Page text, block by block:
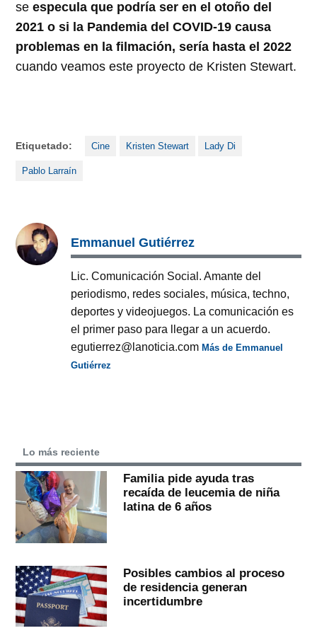
seespecula que podría ser en el otoño del
2021 o si la Pandemia del COVID-19 causa
problemas en la filmación, sería hasta el 2022
cuando veamos este proyecto de Kristen Stewart.
Etiquetado: Cine Kristen Stewart Lady Di
Pablo Larraín
Emmanuel Gutiérrez
Lic. Comunicación Social. Amante del
periodismo, redes sociales, música, techno,
deportes y videojuegos. La comunicación es
el primer paso para llegar a un acuerdo.
egutierrez@lanoticia.comMás de Emmanuel
Gutiérrez
Lo más reciente
Familia pide ayuda tras
recaída de leucemia de niña
latina de 6 años
Posibles cambios al proceso
de residencia generan
incertidumbre